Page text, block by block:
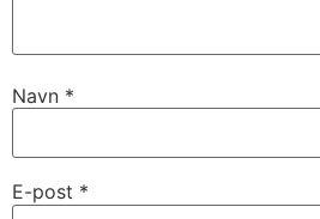
Navn *
E-post *